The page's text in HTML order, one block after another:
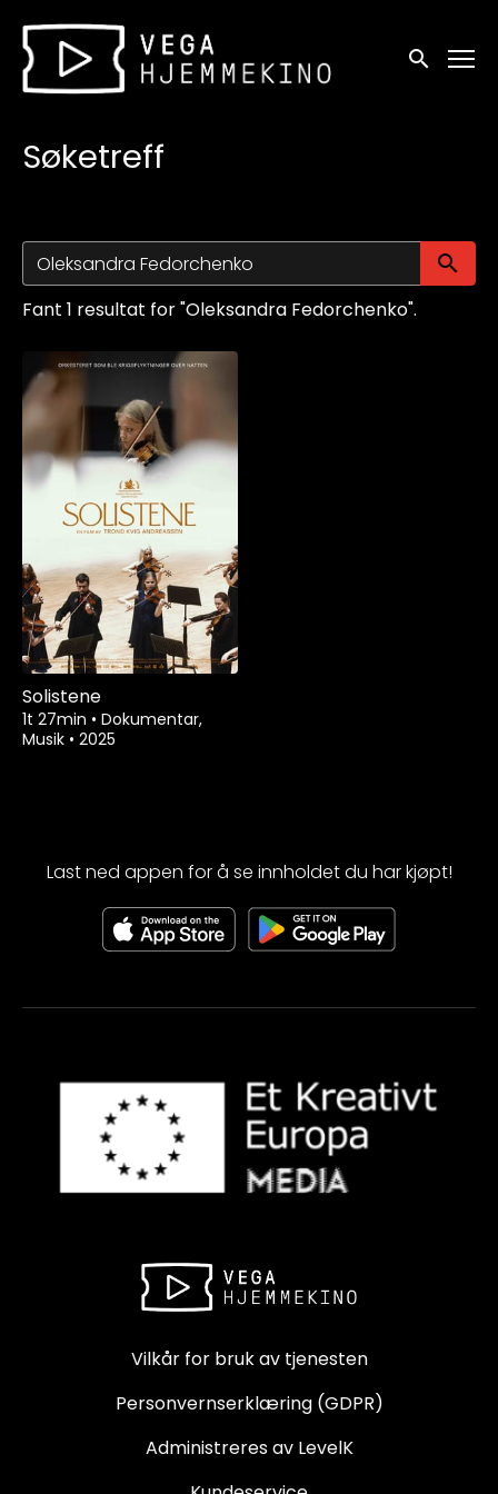
Tilgjengelighetslenker
Søk
Søketreff
Fant 1 resultat for "Oleksandra Fedorchenko".
Solistene
1t 27min • Dokumentar,
Musik • 2025
Last ned appen for å se innholdet du har kjøpt!
Vilkår for bruk av tjenesten
Personvernserklæring (GDPR)
Administreres av LevelK